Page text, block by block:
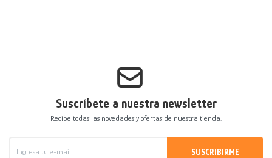
Suscríbete a nuestra newsletter
Recibe todas las novedades y ofertas de nuestra tienda.
SUSCRIBIRME